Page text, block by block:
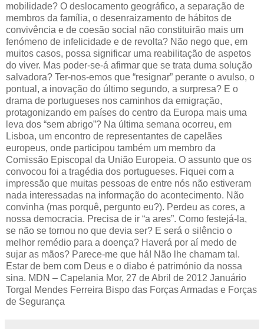
mobilidade? O deslocamento geográfico, a separação de
membros da família, o desenraizamento de hábitos de
convivência e de coesão social não constituirão mais um
fenómeno de infelicidade e de revolta? Não nego que, em
muitos casos, possa significar uma reabilitação de aspetos
do viver. Mas poder-se-á afirmar que se trata duma solução
salvadora? Ter-nos-emos que “resignar” perante o avulso, o
pontual, a inovação do último segundo, a surpresa? E o
drama de portugueses nos caminhos da emigração,
protagonizando em países do centro da Europa mais uma
leva dos “sem abrigo”? Na última semana ocorreu, em
Lisboa, um encontro de representantes de capelães
europeus, onde participou também um membro da
Comissão Episcopal da União Europeia. O assunto que os
convocou foi a tragédia dos portugueses. Fiquei com a
impressão que muitas pessoas de entre nós não estiveram
nada interessadas na informação do acontecimento. Não
convinha (mas porquê, pergunto eu?). Perdeu as cores, a
nossa democracia. Precisa de ir “a ares”. Como festejá-la,
se não se tornou no que devia ser? E será o silêncio o
melhor remédio para a doença? Haverá por aí medo de
sujar as mãos? Parece-me que há! Não lhe chamam tal.
Estar de bem com Deus e o diabo é património da nossa
sina. MDN – Capelania Mor, 27 de Abril de 2012 Januário
Torgal Mendes Ferreira Bispo das Forças Armadas e Forças
de Segurança